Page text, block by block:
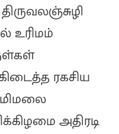
உரிமம்
ரகசிய
அதிரடி